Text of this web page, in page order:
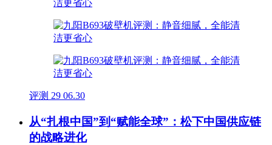
评测 29 06.30
从“扎根中国”到“赋能全球”：松下中国供应链
的战略进化